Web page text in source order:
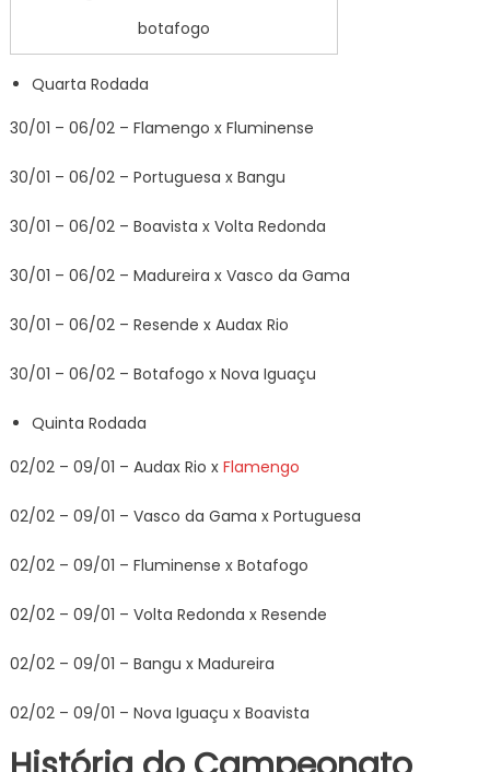
botafogo
Quarta Rodada
30/01 – 06/02 – Flamengo x Fluminense
30/01 – 06/02 – Portuguesa x Bangu
30/01 – 06/02 – Boavista x Volta Redonda
30/01 – 06/02 – Madureira x Vasco da Gama
30/01 – 06/02 – Resende x Audax Rio
30/01 – 06/02 – Botafogo x Nova Iguaçu
Quinta Rodada
02/02 – 09/01 – Audax Rio x Flamengo
02/02 – 09/01 – Vasco da Gama x Portuguesa
02/02 – 09/01 – Fluminense x Botafogo
02/02 – 09/01 – Volta Redonda x Resende
02/02 – 09/01 – Bangu x Madureira
02/02 – 09/01 – Nova Iguaçu x Boavista